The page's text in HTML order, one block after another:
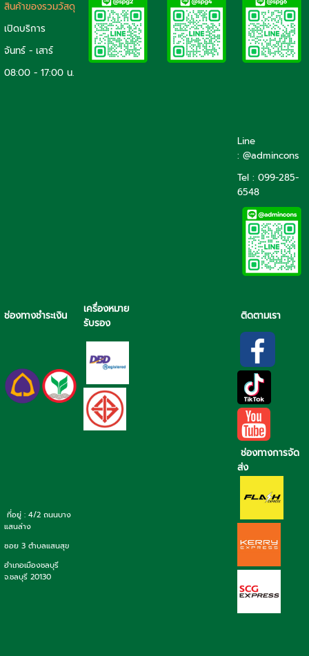
สินค้าของรวมวัสดุ
เปิดบริการ
จันทร์ - เสาร์
08:00 - 17:00 น.
Line
: @admincons
Tel : 099-285-
6548
ช่องทางชำระเงิน
เครื่องหมาย
รับรอง
ติดตามเรา
ช่องทางการจัด
ส่ง
ที่อยู่ : 4/2 ถนนบาง
แสนล่าง
ซอย 3 ตำบลแสนสุข
อำเภอเมืองชลบุรี
จ.ชลบุรี 20130